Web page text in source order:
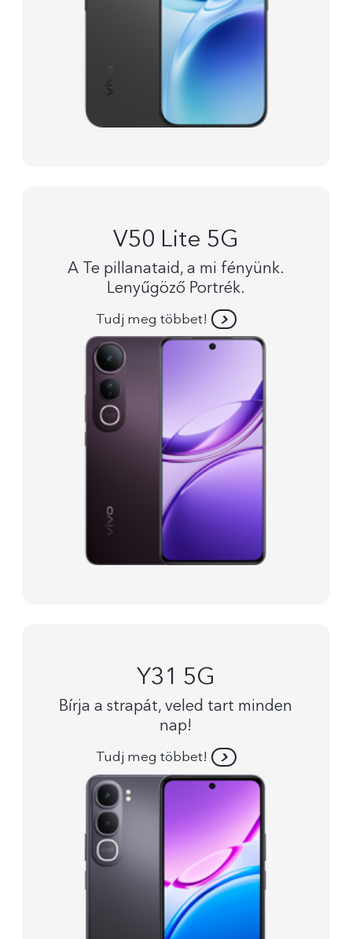
V50 Lite 5G
A Te pillanataid, a mi fényünk.
Lenyűgöző Portrék.
Tudj meg többet!
Y31 5G
Bírja a strapát, veled tart minden
nap!
Tudj meg többet!